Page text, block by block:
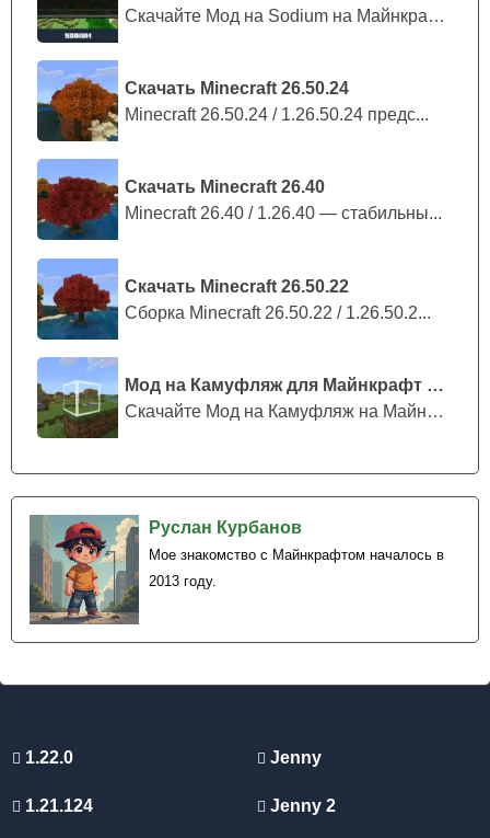
Скачайте Мод на Sodium на Майнкрафт П...
Скачать Minecraft 26.50.24
Minecraft 26.50.24 / 1.26.50.24 предс...
Скачать Minecraft 26.40
Minecraft 26.40 / 1.26.40 — стабильны...
Скачать Minecraft 26.50.22
Сборка Minecraft 26.50.22 / 1.26.50.2...
Мод на Камуфляж для Майнкрафт ПЕ
Скачайте Мод на Камуфляж на Майнкрафт...
Руслан Курбанов
Мое знакомство с Майнкрафтом началось в
2013 году.
1.22.0
1.21.124
Jenny
Jenny 2